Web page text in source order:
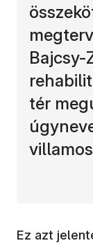
Bajcsy-
tér
Ez azt